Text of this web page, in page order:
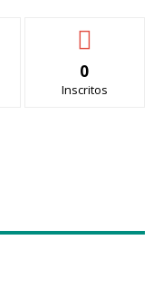
0
Inscritos